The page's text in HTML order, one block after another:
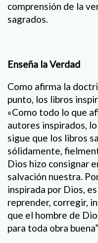
comprensión de la
sagrados.
Enseña la Verdad
Como afirma la
punto, los libros
«Como todo lo que
autores inspirados,
sigue que los libros
sólidamente,
Dios hizo consignar
salvación nuestra.
inspirada por Dios,
reprender, corregir,
que el hombre de
para toda obra